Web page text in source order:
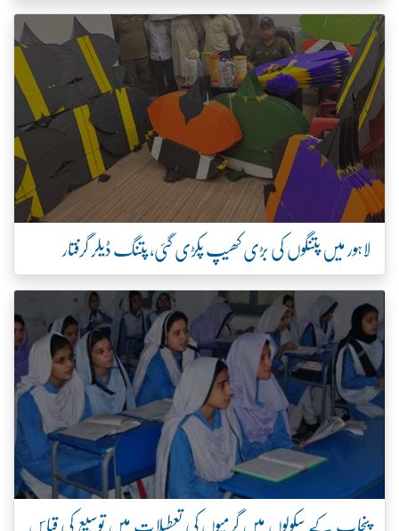
لاہور میں پتنگوں کی بڑی کھیپ پکڑی گئی، پتنگ ڈیلر گرفتار